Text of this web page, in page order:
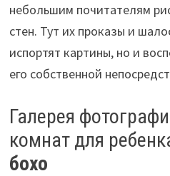
небольшим почитателям
стен. Тут их проказы и
испортят картины, но и
его собственной
Галерея
комнат для
бохо